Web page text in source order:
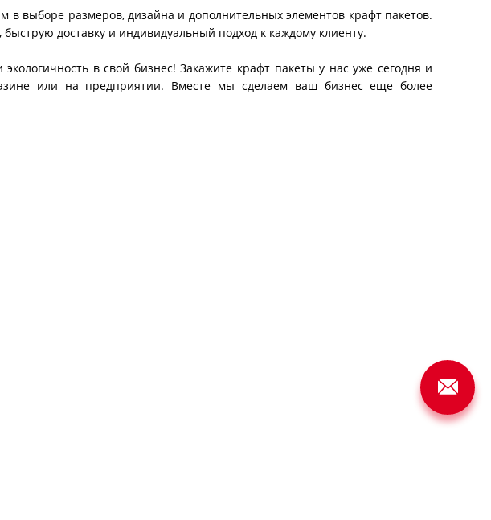
в выборе размеров, дизайна и дополнительных элементов крафт пакетов.
доставку и индивидуальный подход к каждому клиенту.
в свой бизнес! Закажите крафт пакеты у нас уже сегодня и
или на предприятии. Вместе мы сделаем ваш бизнес еще более